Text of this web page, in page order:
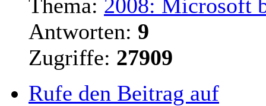
Thema: 2008: Microsoft
Antworten: 9
Zugriffe: 27909
Rufe den Beitrag auf